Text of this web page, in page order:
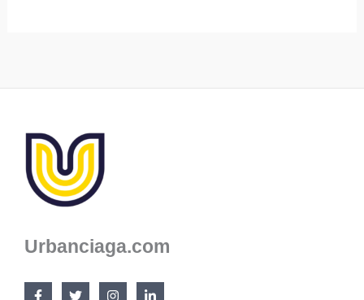
Nama
Wanita
&
Urbanciaga.com